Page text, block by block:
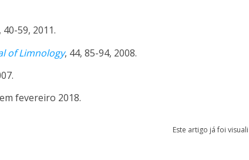
40-59, 2011.
of Limnology, 44, 85-94, 2008.
fevereiro 2018.
Este artigo já foi